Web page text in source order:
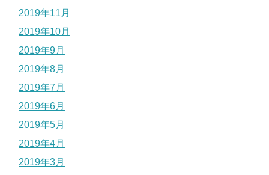
2019年11月
2019年10月
2019年9月
2019年8月
2019年7月
2019年6月
2019年5月
2019年4月
2019年3月